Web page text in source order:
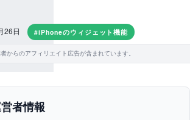
26日 #iPhoneのウィジェット機能
からのアフィリエイト広告が含まれています。
者情報